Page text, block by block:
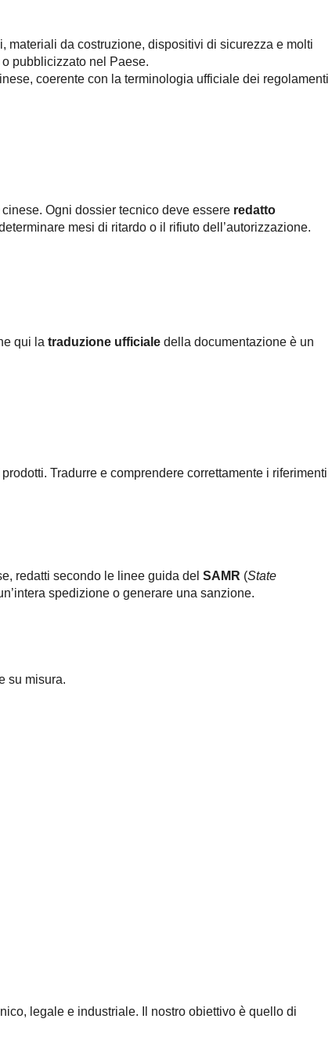
materiali da costruzione, dispositivi di sicurezza e molti
pubblicizzato nel Paese.
coerente con la terminologia ufficiale dei regolamenti
Ogni dossier tecnico deve essere redatto
mesi di ritardo o il rifiuto dell’autorizzazione.
qui la traduzione ufficiale della documentazione è un
Tradurre e comprendere correttamente i riferimenti
redatti secondo le linee guida del SAMR (State
spedizione o generare una sanzione.
su misura.
legale e industriale. Il nostro obiettivo è quello di